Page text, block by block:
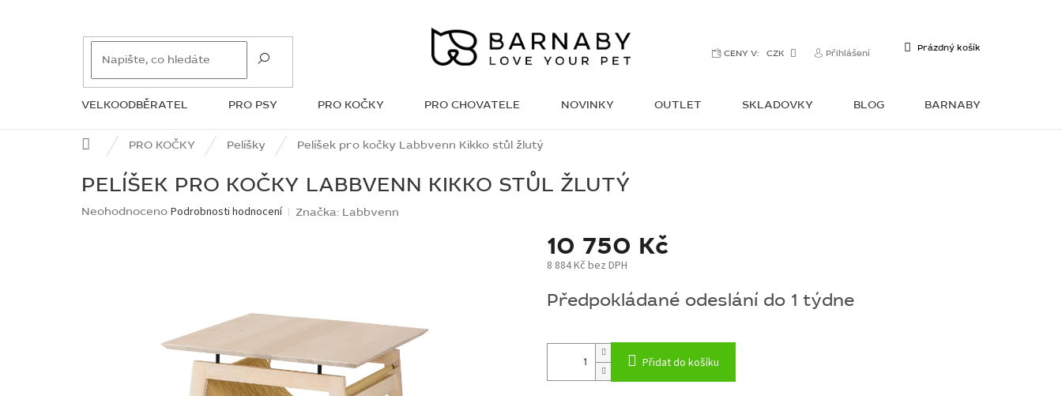
CENY V: CZK Přihlášení
NÁKUPNÍ
Prázdný košík
VELKOODBĚRATEL PRO PSY PRO KOČKY PRO CHOVATELE NOVINKY OUTLET SKLADOVKY BLOG BARNABY
ZNAČKY WISH LIST
Domů PRO KOČKY Pelíšky Pelíšek pro kočky Labbvenn Kikko stůl žlutý
PELÍŠEK PRO KOČKY LABBVENN KIKKO STŮL ŽLUTÝ
Průměrné
Neohodnoceno Podrobnosti hodnocení Značka: Labbvenn
10 750 Kč
8 884 Kč bez DPH
cena:
Předpokládané odeslání do 1 týdne
Přidat do košíku